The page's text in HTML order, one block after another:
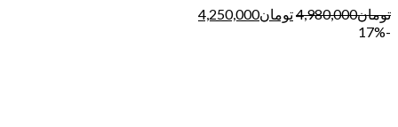
تومان4,980,000تومان4,250,000
-17%